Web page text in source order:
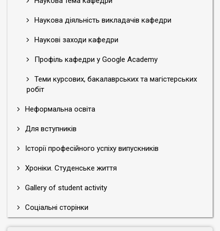
Наукова діяльність викладачів кафедри
Наукові заходи кафедри
Профіль кафедри у Google Academy
Теми курсових, бакалаврських та магістерських
робіт
Неформальна освіта
Для вступників
Історії професійного успіху випускників
Хроніки. Студенське життя
Gallery of student activity
Соціальні сторінки